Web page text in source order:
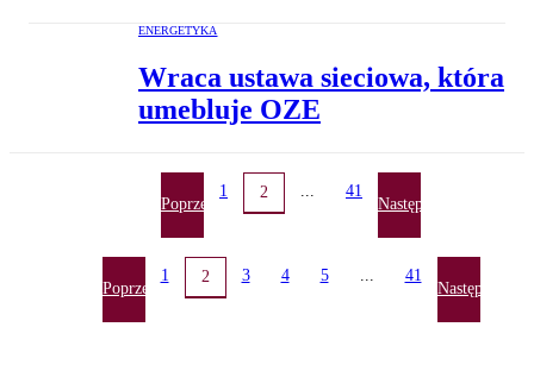
ENERGETYKA
Wraca ustawa sieciowa, która
umebluje OZE
Poprzednia
1 2 41
Następna
Poprzednia
1 2 3 4 5 41
Następna